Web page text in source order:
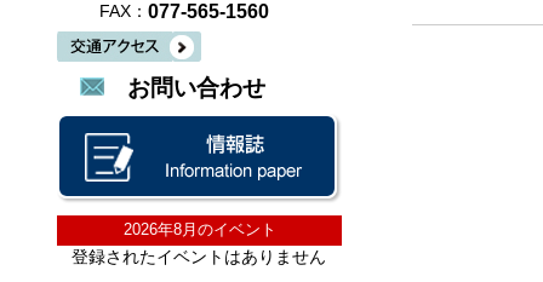
FAX： 077-565-1560
お問い合わせ
2026年8月のイベント
登録されたイベントはありません